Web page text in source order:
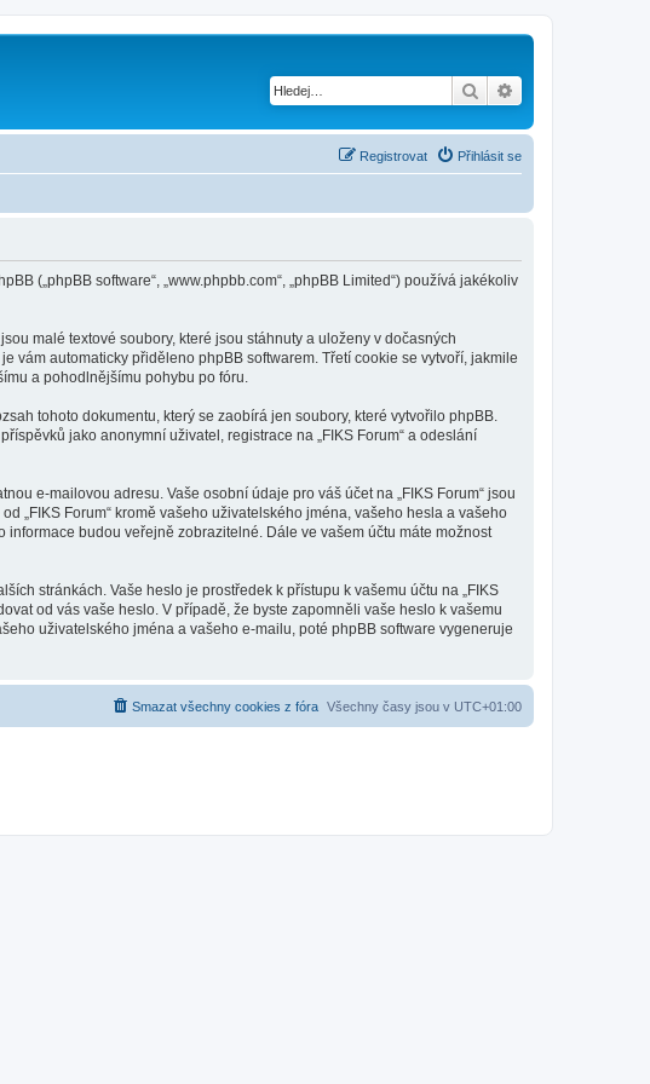
Hledat
Přihlásit se
Registrovat
(„phpBB software“, „www.phpbb.com“, „phpBB Limited“) používá jakékoliv
malé textové soubory, které jsou stáhnuty a uloženy v dočasných
automaticky přiděleno phpBB softwarem. Třetí cookie se vytvoří, jakmile
a pohodlnějšímu pohybu po fóru.
tohoto dokumentu, který se zaobírá jen soubory, které vytvořilo phpBB.
jako anonymní uživatel, registrace na „FIKS Forum“ a odeslání
e-mailovou adresu. Vaše osobní údaje pro váš účet na „FIKS Forum“ jsou
„FIKS Forum“ kromě vašeho uživatelského jména, vašeho hesla a vašeho
budou veřejně zobrazitelné. Dále ve vašem účtu máte možnost
stránkách. Vaše heslo je prostředek k přístupu k vašemu účtu na „FIKS
od vás vaše heslo. V případě, že byste zapomněli vaše heslo k vašemu
uživatelského jména a vašeho e-mailu, poté phpBB software vygeneruje
Všechny časy jsou v UTC+01:00
Smazat všechny cookies z fóra